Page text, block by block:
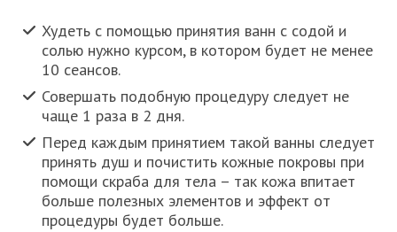
Худеть с помощью принятия ванн с содой и
солью нужно курсом, в котором будет не менее
10 сеансов.
Совершать подобную процедуру следует не
чаще 1 раза в 2 дня.
Перед каждым принятием такой ванны следует
принять душ и почистить кожные покровы при
помощи скраба для тела – так кожа впитает
больше полезных элементов и эффект от
процедуры будет больше.